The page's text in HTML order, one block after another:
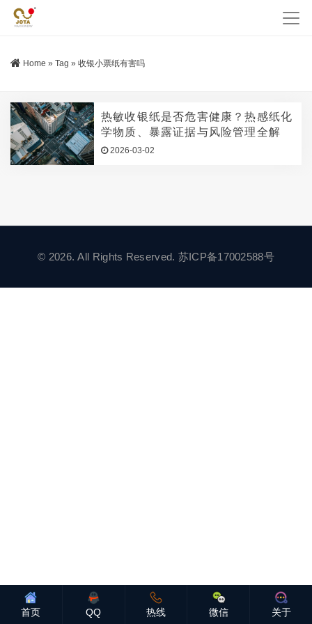
Home » Tag » 收银小票纸有害吗
热敏收银纸是否危害健康？热感纸化
学物质、暴露证据与风险管理全解
2026-03-02
© 2026. All Rights Reserved. 苏ICP备17002588号
首页 QQ 热线 微信 关于